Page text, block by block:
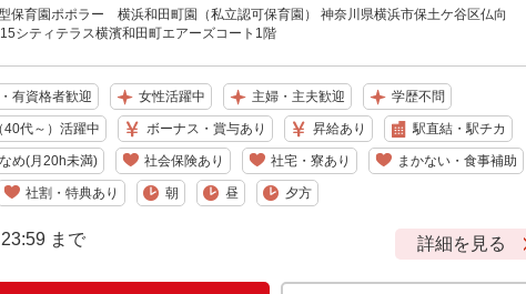
保育園ポポラー 横浜和田町園（私立認可保育園） 神奈川県横浜市保土ケ谷区仏向
シティテラス横濱和田町エアーズコート1階
有資格者歓迎 女性活躍中 主婦・主夫歓迎 学歴不問
40代～）活躍中 ボーナス・賞与あり 昇給あり 駅直結・駅チカ
め(月20h未満) 社会保険あり 社宅・寮あり まかない・食事補助
社割・特典あり 朝 昼 夕方
まで 詳細を見る